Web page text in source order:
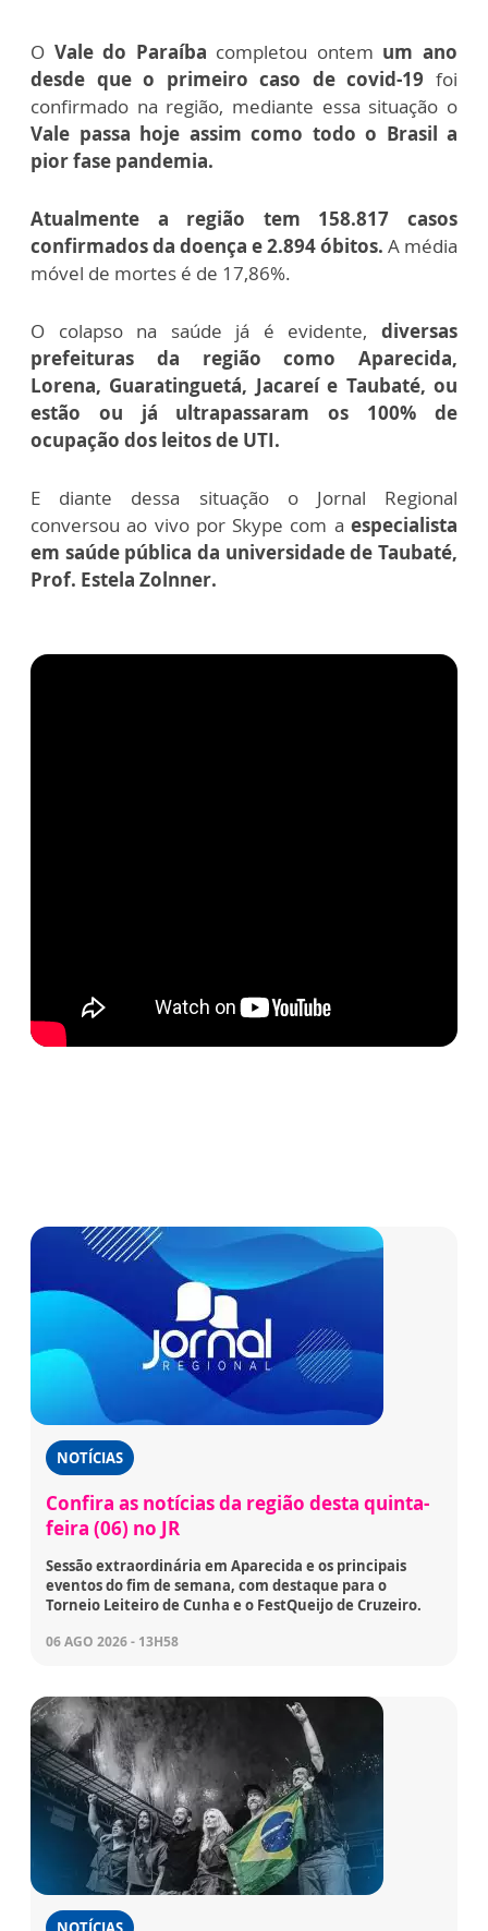
O Vale do Paraíba completou ontem um ano
desde que o primeiro caso de covid-19 foi
confirmado na região, mediante essa situação o
Vale passa hoje assim como todo o Brasil a
pior fase pandemia.
Atualmente a região tem 158.817 casos
confirmados da doença e 2.894 óbitos. A média
móvel de mortes é de 17,86%.
O colapso na saúde já é evidente, diversas
prefeituras da região como Aparecida,
Lorena, Guaratinguetá, Jacareí e Taubaté, ou
estão ou já ultrapassaram os 100% de
ocupação dos leitos de UTI.
E diante dessa situação o Jornal Regional
conversou ao vivo por Skype com a especialista
em saúde pública da universidade de Taubaté,
Prof. Estela Zolnner.
NOTÍCIAS
Confira as notícias da região desta quinta-
feira (06) no JR
Sessão extraordinária em Aparecida e os principais
eventos do fim de semana, com destaque para o
Torneio Leiteiro de Cunha e o FestQueijo de Cruzeiro.
06 AGO 2026 - 13H58